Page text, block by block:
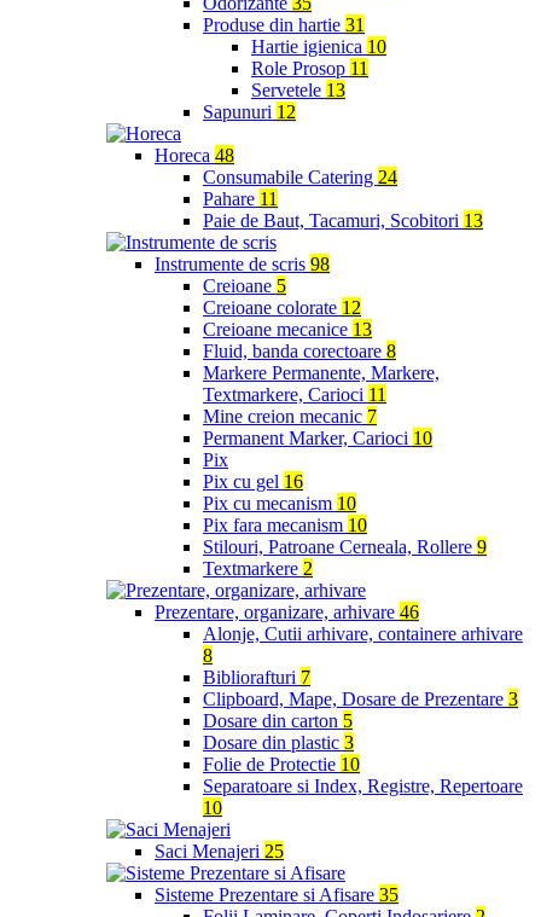
Produse din hartie 31
Hartie igienica 10
Role Prosop 11
Servetele 13
Sapunuri 12
Horeca 48
Consumabile Catering 24
Pahare 11
Paie de Baut, Tacamuri, Scobitori 13
Instrumente de scris 98
Creioane 5
Creioane colorate 12
Creioane mecanice 13
Fluid, banda corectoare 8
Markere Permanente, Markere,
Textmarkere, Carioci 11
Mine creion mecanic 7
Permanent Marker, Carioci 10
Pix
Pix cu gel 16
Pix cu mecanism 10
Pix fara mecanism 10
Stilouri, Patroane Cerneala, Rollere 9
Textmarkere 2
Prezentare, organizare, arhivare 46
Alonje, Cutii arhivare, containere arhivare
8
Bibliorafturi 7
Clipboard, Mape, Dosare de Prezentare 3
Dosare din carton 5
Dosare din plastic 3
Folie de Protectie 10
Separatoare si Index, Registre, Repertoare
10
Saci Menajeri 25
Sisteme Prezentare si Afisare 35